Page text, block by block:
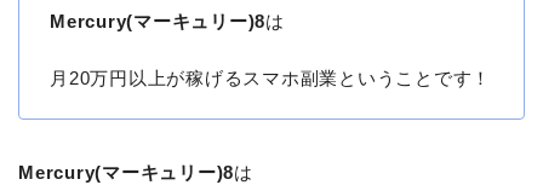
Mercury(マーキュリー)8は
月20万円以上が稼げるスマホ副業ということです！
Mercury(マーキュリー)8は